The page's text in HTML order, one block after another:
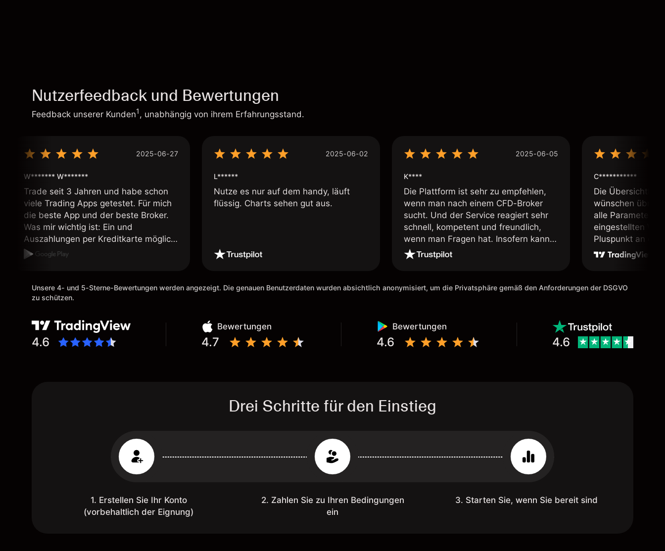
Nutzerfeedback und Bewertungen
Feedback unserer Kunden1, unabhängig von ihrem Erfahrungsstand.
2025-06-27
W******* W*******
Trade seit 3 Jahren und habe schon
viele Trading Apps getestet. Für mich
die beste App und der beste Broker.
Was mir wichtig ist: Ein und
Auszahlungen per Kreditkarte möglich.
Auszahlungen immer schnell und
wie es bei Naga ist wäre
wünschenswert.
2025-06-02
L******
Nutze es nur auf dem handy, läuft
flüssig. Charts sehen gut aus.
2025-06-05
K****
Die Plattform ist sehr zu empfehlen,
wenn man nach einem CFD-Broker
sucht. Und der Service reagiert sehr
schnell, kompetent und freundlich,
wenn man Fragen hat. Insofern kann
ich den Dienstleister uneingeschränkt
vorher im Demokonto geübt hat. Ein
vergrößern!
C***********
Die
wünschen übrig.
alle Parameter in
eingestellten
Pluspunkt an
Unsere 4- und 5-Sterne-Bewertungen werden angezeigt. Die genauen Benutzerdaten wurden absichtlich anonymisiert, um die Privatsphäre gemäß den Anforderungen der DSGVO
zu schützen.
4.6
Bewertungen
4.7
Bewertungen
4.6 4.6
Drei Schritte für den Einstieg
1. Erstellen Sie Ihr Konto
(vorbehaltlich der Eignung)
2. Zahlen Sie zu Ihren Bedingungen
ein
3. Starten Sie, wenn Sie bereit sind